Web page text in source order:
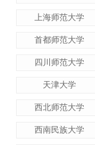
上海师范大学
首都师范大学
四川师范大学
天津大学
西北师范大学
西南民族大学